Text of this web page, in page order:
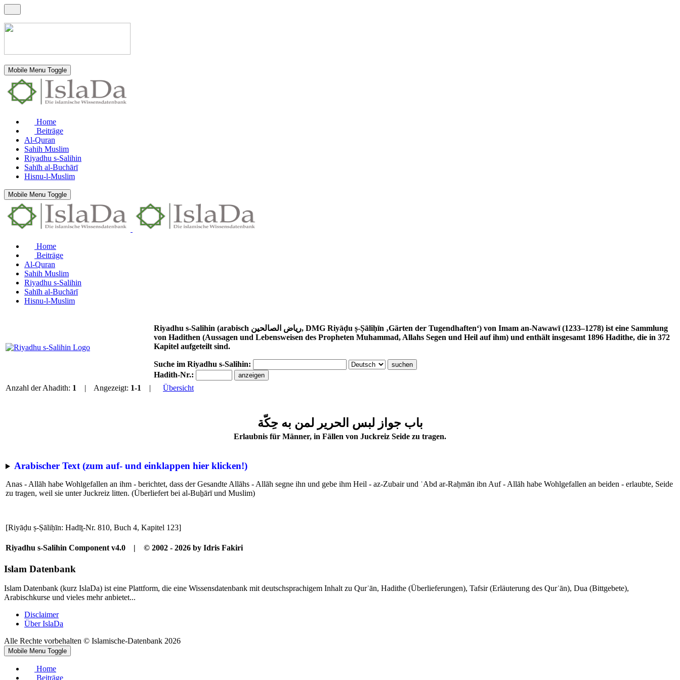
Mobile Menu Toggle
Home
Beiträge
Al-Quran
Sahih Muslim
Riyadhu s-Salihin
Sahīh al-Buchārī
Hisnu-l-Muslim
Mobile Menu Toggle
Home
Beiträge
Al-Quran
Sahih Muslim
Riyadhu s-Salihin
Sahīh al-Buchārī
Hisnu-l-Muslim
Riyadhu s-Salihin (arabisch رياض الصالحين, DMG Riyāḍu ṣ-Ṣāliḥīn ‚Gärten der Tugendhaften‘) von Imam an-Nawawī (1233–1278) ist eine Sammlung
von Hadithen (Aussagen und Lebensweisen des Propheten Muhammad, Allahs Segen und Heil auf ihm) und enthält insgesamt 1896 Hadithe, die in 372
Kapitel aufgeteilt sind.
Suche im Riyadhu s-Salihin:
Hadith-Nr.:
Anzahl der Ahadith: 1 | Angezeigt: 1-1 | Übersicht
باب جواز لبس الحرير لمن به حِكّة
Erlaubnis für Männer, in Fällen von Juckreiz Seide zu tragen.
Arabischer Text (zum auf- und einklappen hier klicken!)
Anas - Allāh habe Wohlgefallen an ihm - berichtet, dass der Gesandte Allāhs - Allāh segne ihn und gebe ihm Heil - az-Zubair und ʿAbd ar-Raḥmān ibn Auf - Allāh habe Wohlgefallen an beiden - erlaubte, Seide
zu tragen, weil sie unter Juckreiz litten. (Überliefert bei al-Buẖārī und Muslim)
[Riyāḍu ṣ-Ṣāliḥīn: Hadīṯ-Nr. 810, Buch 4, Kapitel 123]
Riyadhu s-Salihin Component v4.0 | © 2002 - 2026 by Idris Fakiri
Islam Datenbank
Islam Datenbank (kurz IslaDa) ist eine Plattform, die eine Wissensdatenbank mit deutschsprachigem Inhalt zu Qurʾān, Hadithe (Überlieferungen), Tafsir (Erläuterung des Qurʾān), Dua (Bittgebete),
Arabischkurse und vieles mehr anbietet...
Disclaimer
Über IslaDa
Alle Rechte vorbehalten © Islamische-Datenbank 2026
Mobile Menu Toggle
Home
Beiträge